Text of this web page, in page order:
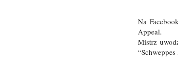
Na
Appeal.
Mistrz